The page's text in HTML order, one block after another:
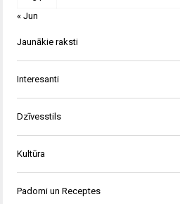
« Jun
Jaunākie raksti
Interesanti
Dzīvesstils
Kultūra
Padomi un Receptes